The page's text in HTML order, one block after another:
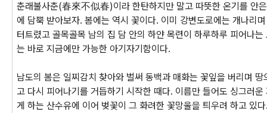
춘래불사춘(春來不似春)이라 한탄하지만 말고 따뜻한 온기를 안
에 담뿍 받아보자. 봄에는 역시 꽃이다. 이미 강변도로에는 개나리
터트렸고 골목골목 남의 집 담 안의 하얀 목련이 하루하루 피어나는
는 바로 지금에만 가능한 아기자기함이다.
남도의 봄은 일찌감치 찾아와 벌써 동백과 매화는 꽃잎을 버리며 땅
고 다시 피어나기를 거듭하기 시작한 때다. 이름만 들어도 싱그러운
게 하는 산수유에 이어 벚꽃이 그 화려한 꽃망울을 틔우려 하고 있